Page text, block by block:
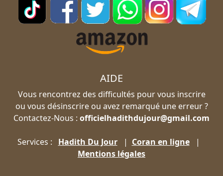
AIDE
Vous rencontrez des difficultés pour vous inscrire
ou vous désinscrire ou avez remarqué une erreur ?
Contactez-Nous : officielhadithdujour@gmail.com
Services : Hadith Du Jour| Coran en ligne|
Mentions légales